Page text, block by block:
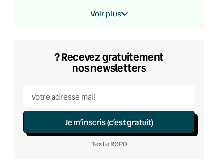
Voir plus
? Recevez gratuitement
nos newsletters
Je m’inscris (c’est gratuit)
Texte RGPD